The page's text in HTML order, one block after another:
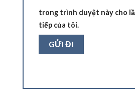
trong trình duyệt này cho
tiếp của tôi.